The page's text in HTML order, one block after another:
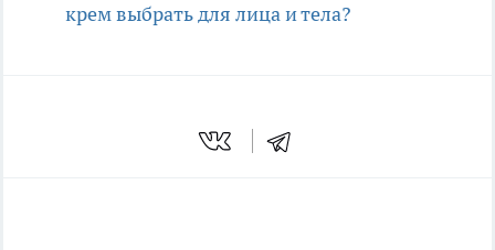
крем выбрать для лица и тела?